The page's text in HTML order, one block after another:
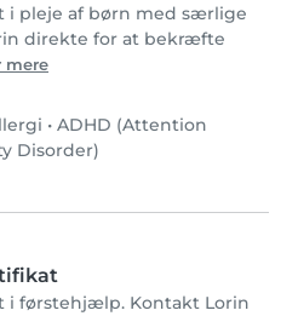
i pleje af børn med særlige
direkte for at bekræfte
mere
• ADHD (Attention
Disorder)
i førstehjælp. Kontakt Lorin